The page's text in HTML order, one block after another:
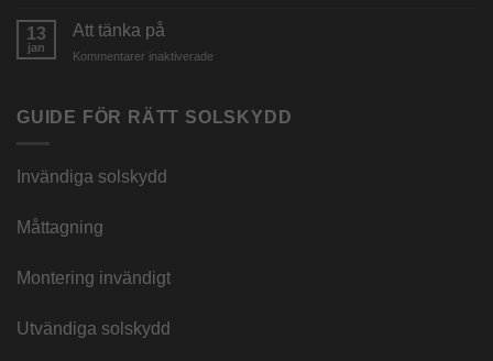
13
jan
Att tänka på
Kommentarer inaktiverade
på
GUIDE FÖR RÄTT SOLSKYDD
Invändiga solskydd
Måttagning
Montering invändigt
Utvändiga solskydd